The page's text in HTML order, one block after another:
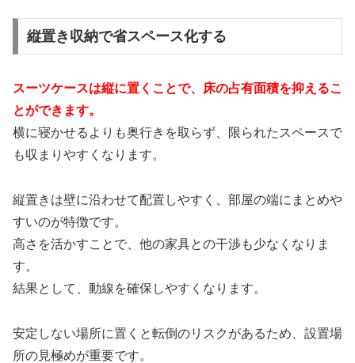
縦置き収納で省スペース化する
スーツケースは縦に置くことで、床の占有面積を抑えるこ
とができます。
横に寝かせるよりも奥行きを取らず、限られたスペースで
も収まりやすくなります。
縦置きは壁に沿わせて配置しやすく、部屋の端にまとめや
すいのが特徴です。
高さを活かすことで、他の家具との干渉も少なくなりま
す。
結果として、動線を確保しやすくなります。
安定しない場所に置くと転倒のリスクがあるため、設置場
所の見極めが重要です。